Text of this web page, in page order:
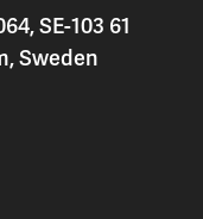
SE-103 61
Sweden